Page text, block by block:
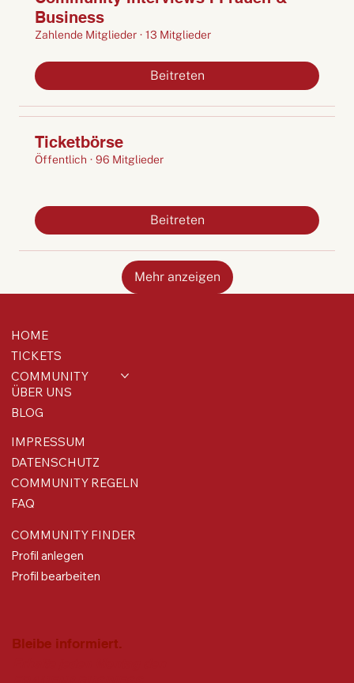
Business
Zahlende Mitglieder · 13 Mitglieder
Beitreten
Ticketbörse
Öffentlich · 96 Mitglieder
Beitreten
Mehr anzeigen
Bleibe informiert.
HOME
TICKETS
COMMUNITY
ÜBER UNS
BLOG
IMPRESSUM
DATENSCHUTZ
COMMUNITY REGELN
FAQ
COMMUNITY FINDER
Profil anlegen
Profil bearbeiten